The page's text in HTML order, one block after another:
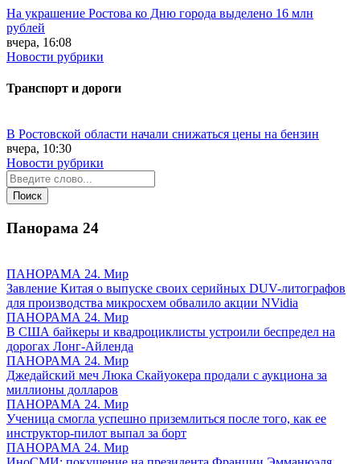
На украшение Ростова ко Дню города выделено 16 млн
рублей
вчера, 16:08
Новости рубрики
Транспорт и дороги
В Ростовской области начали снижаться цены на бензин
вчера, 10:30
Новости рубрики
Панорама 24
ПАНОРАМА 24. Мир
Завление Китая о выпуске своих серийных DUV-литографов
для производства микросхем обвалило акции NVidia
ПАНОРАМА 24. Мир
В США байкеры и квадроциклисты устроили беспредел на
дорогах Лонг-Айленда
ПАНОРАМА 24. Мир
Джедайский меч Люка Скайуокера продали с аукциона за
миллионы долларов
ПАНОРАМА 24. Мир
Ученица смогла успешно приземлиться после того, как ее
инструктор-пилот выпал за борт
ПАНОРАМА 24. Мир